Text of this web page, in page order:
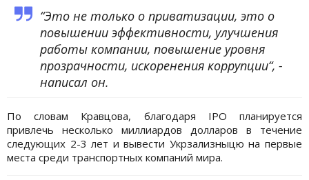
“Это не только о приватизации, это о
повышении эффективности, улучшения
работы компании, повышение уровня
прозрачности, искоренения коррупции“, -
написал он.
По словам Кравцова, благодаря IPO планируется
привлечь несколько миллиардов долларов в течение
следующих 2-3 лет и вывести Укрзализныцю на первые
места среди транспортных компаний мира.